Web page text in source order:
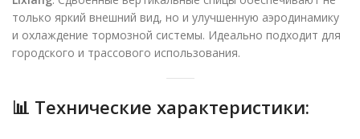
только яркий внешний вид, но и улучшенную аэродинамику
и охлаждение тормозной системы. Идеально подходит для
городского и трассового использования.
📊 Технические характеристики: